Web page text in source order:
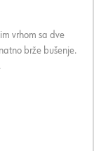
vrhom sa dve
brže bušenje.